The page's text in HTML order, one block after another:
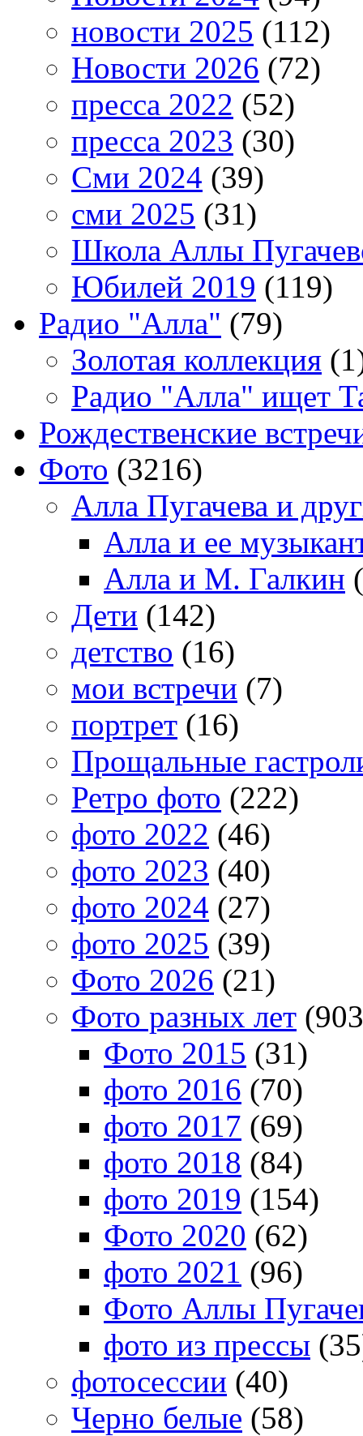
новости 2025 (112)
Новости 2026 (72)
пресса 2022 (52)
пресса 2023 (30)
Сми 2024 (39)
сми 2025 (31)
Школа Аллы
Юбилей 2019 (119)
Радио "Алла" (79)
Золотая коллекция
Радио "Алла" ищет
Рождественские
Фото (3216)
Алла Пугачева и
Алла и ее
Алла и М. Галкин
Дети (142)
детство (16)
мои встречи (7)
портрет (16)
Прощальные
Ретро фото (222)
фото 2022 (46)
фото 2023 (40)
фото 2024 (27)
фото 2025 (39)
Фото 2026 (21)
Фото разных лет
Фото 2015 (31)
фото 2016 (70)
фото 2017 (69)
фото 2018 (84)
фото 2019 (154)
Фото 2020 (62)
фото 2021 (96)
Фото Аллы
фото из прессы
фотосессии (40)
Черно белые (58)